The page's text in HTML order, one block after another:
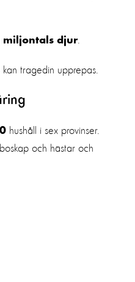
miljontals djur.
tragedin upprepas.
hushåll i sex provinser.
och hästar och